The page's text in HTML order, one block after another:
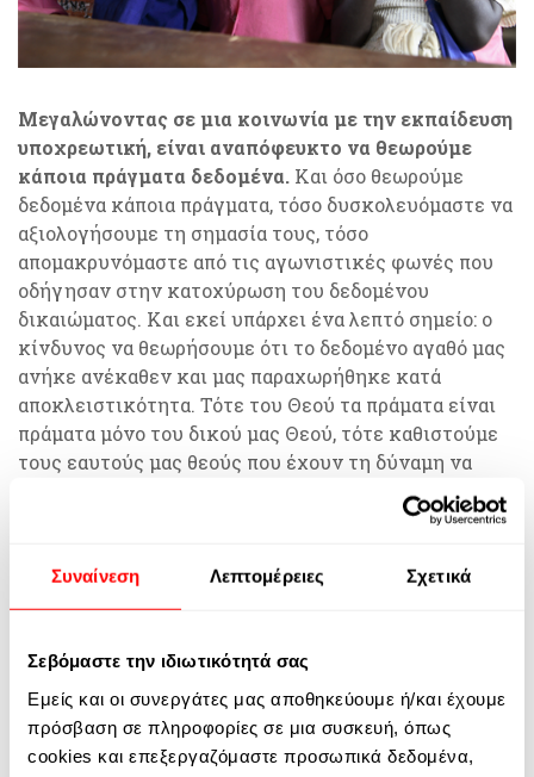
Συναίνεση Λεπτομέρειες Σχετικά
Σεβόμαστε την ιδιωτικότητά σας
Εμείς και οι συνεργάτες μας αποθηκεύουμε ή/και έχουμε
πρόσβαση σε πληροφορίες σε μια συσκευή, όπως
cookies και επεξεργαζόμαστε προσωπικά δεδομένα,
Μεγαλώνοντας σε μια κοινωνία με την εκπαίδευση
υποχρεωτική, είναι αναπόφευκτο να θεωρούμε
κάποια πράγματα δεδομένα. Και όσο θεωρούμε
δεδομένα κάποια πράγματα, τόσο δυσκολευόμαστε να
αξιολογήσουμε τη σημασία τους, τόσο
απομακρυνόμαστε από τις αγωνιστικές φωνές που
οδήγησαν στην κατοχύρωση του δεδομένου
δικαιώματος. Και εκεί υπάρχει ένα λεπτό σημείο: ο
κίνδυνος να θεωρήσουμε ότι το δεδομένο αγαθό μας
ανήκε ανέκαθεν και μας παραχωρήθηκε κατά
αποκλειστικότητα. Τότε του Θεού τα πράματα είναι
πράματα μόνο του δικού μας Θεού, τότε καθιστούμε
τους εαυτούς μας θεούς που έχουν τη δύναμη να
ευνοημένων, λησμονώντας ότι τα δικαιώματα δεν τα
φιλευσπλαχνία, αλλά είναι επιβεβλημένα θεσμικά σε
κοινωνίες που θέλουν να αποκαλούνται
δεχτεί και έχουν διαμορφωθεί με τις ευεργετικές
επιδράσεις της εκπαίδευσης.
Υπολογίζεται ότι 58 εκατομμύρια παιδιά και 63